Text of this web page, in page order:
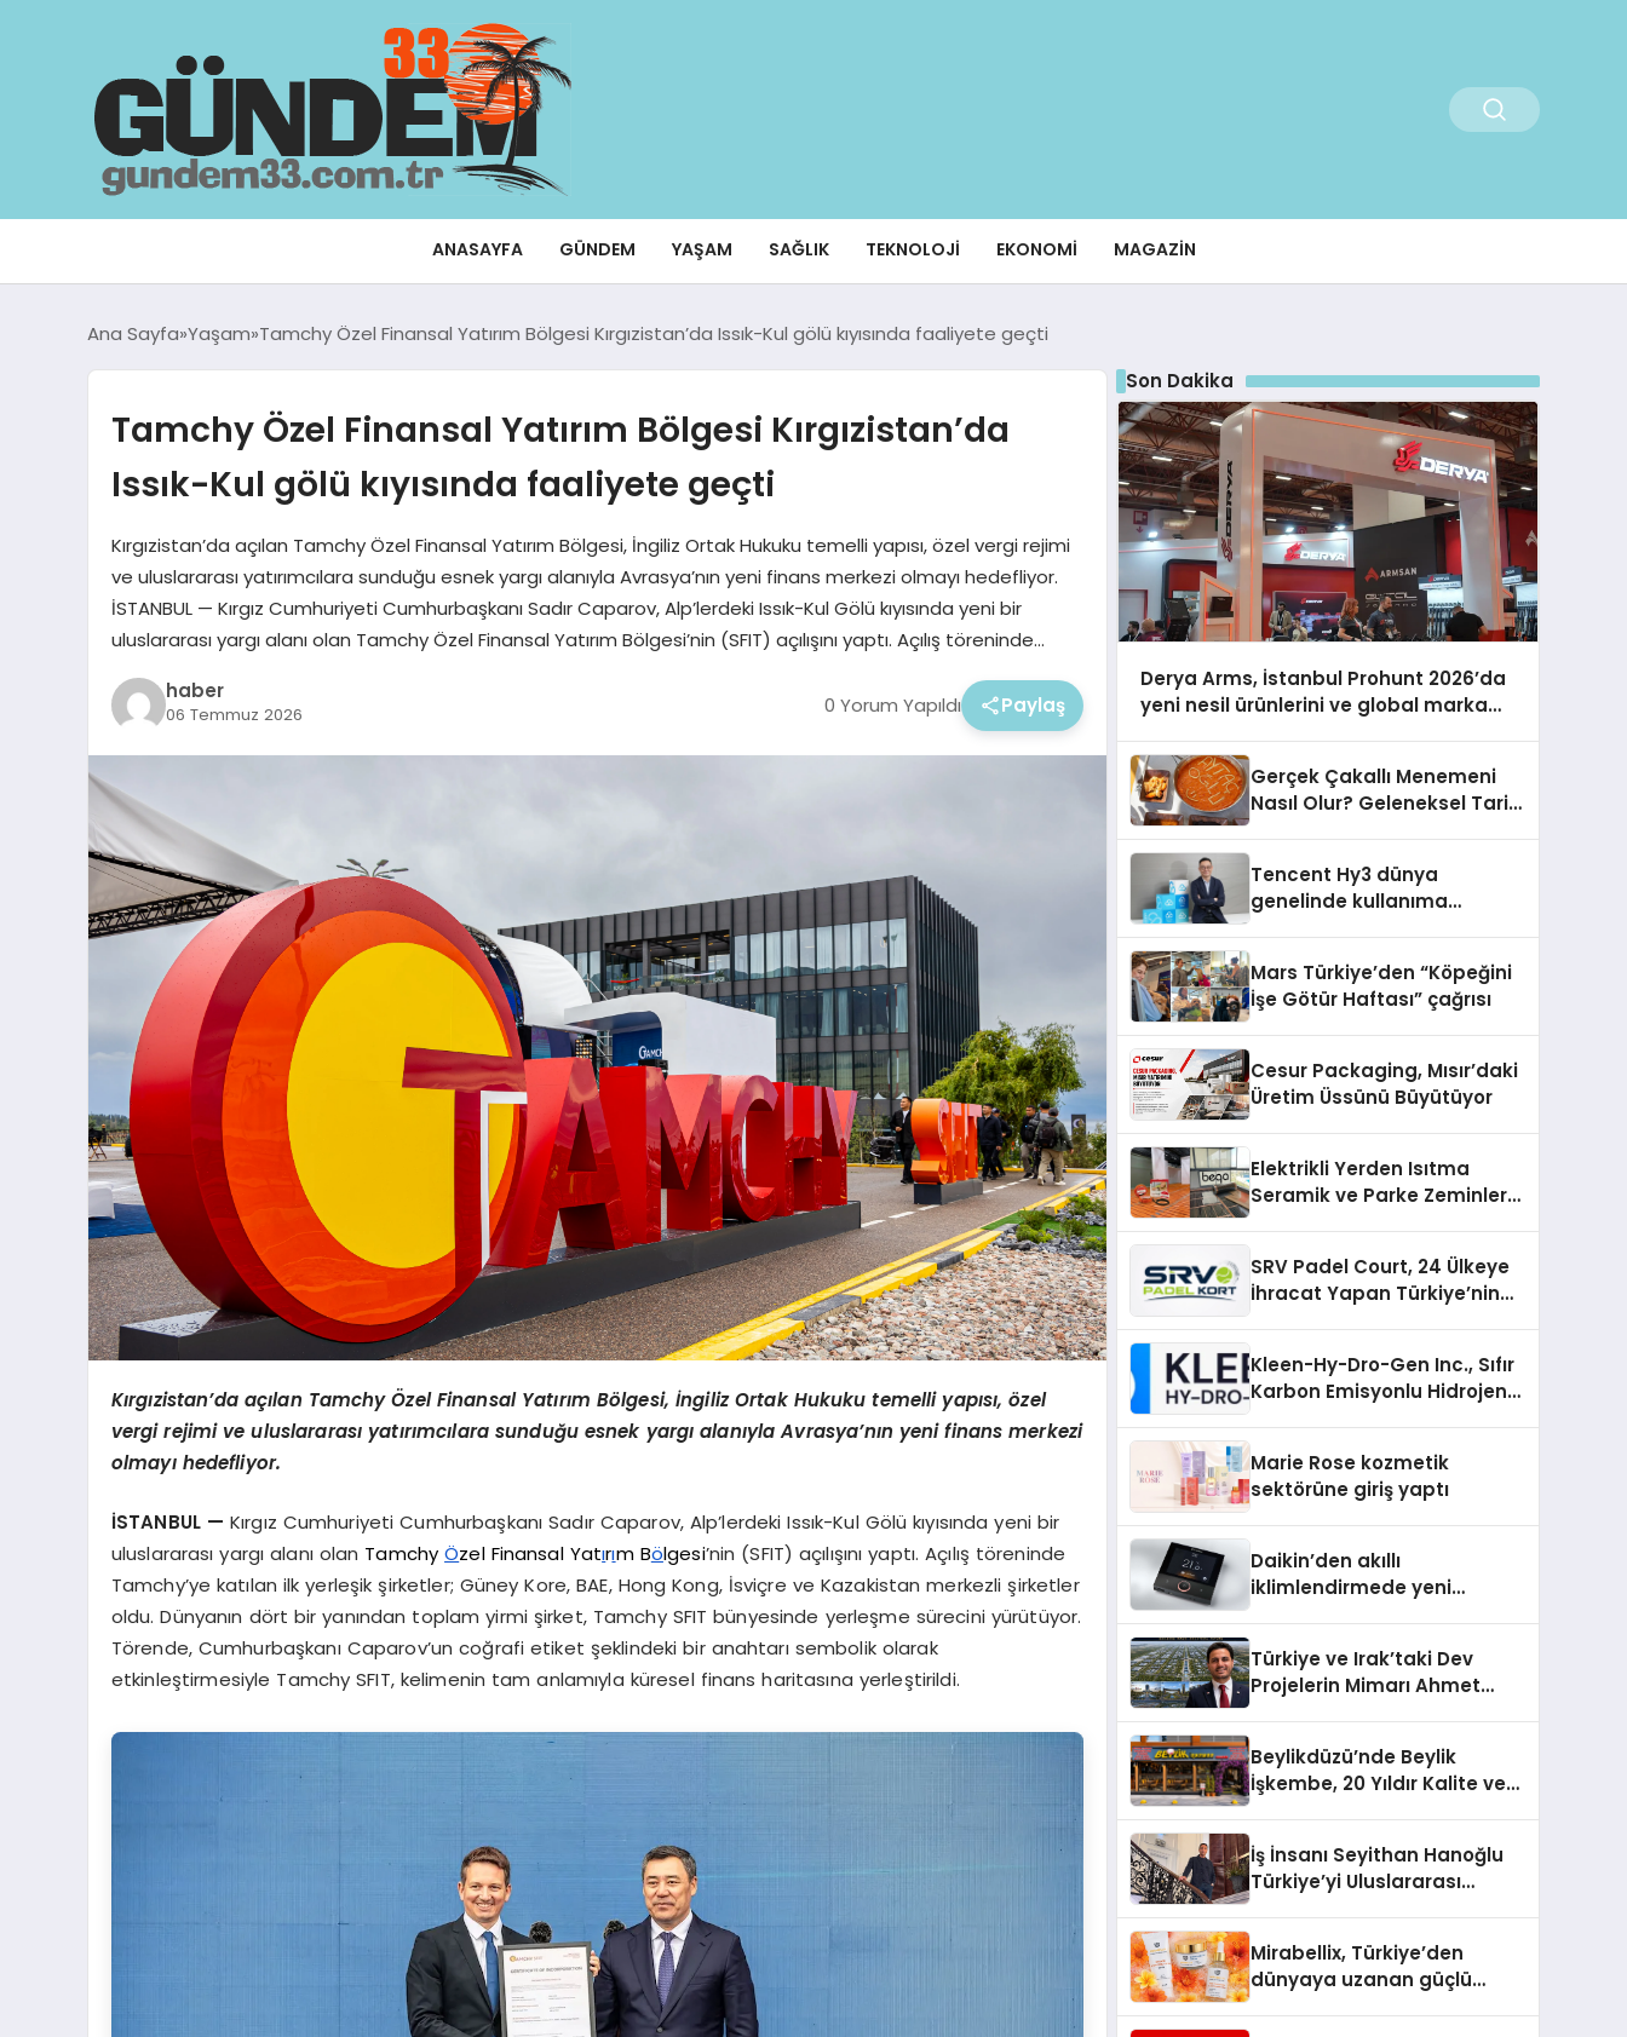
ANASAYFA GÜNDEM YAŞAM SAĞLIK TEKNOLOJI EKONOMI MAGAZIN
Ana Sayfa Yaşam Tamchy Özel Finansal Yatırım Bölgesi Kırgızistan’da Issık-Kul gölü kıyısında faaliyete geçti
Tamchy Özel Finansal Yatırım Bölgesi Kırgızistan’da
Issık-Kul gölü kıyısında faaliyete geçti
Kırgızistan’da açılan Tamchy Özel Finansal Yatırım Bölgesi, İngiliz Ortak Hukuku temelli yapısı, özel vergi rejimi
ve uluslararası yatırımcılara sunduğu esnek yargı alanıyla Avrasya’nın yeni finans merkezi olmayı hedefliyor.
İSTANBUL — Kırgız Cumhuriyeti Cumhurbaşkanı Sadır Caparov, Alp’lerdeki Issık-Kul Gölü kıyısında yeni bir
uluslararası yargı alanı olan Tamchy Özel Finansal Yatırım Bölgesi’nin (SFIT) açılışını yaptı. Açılış töreninde…
haber
06 Temmuz 2026 0 Yorum Yapıldı Paylaş
Kırgızistan’da açılan Tamchy Özel Finansal Yatırım Bölgesi, İngiliz Ortak Hukuku temelli yapısı, özel
vergi rejimi ve uluslararası yatırımcılara sunduğu esnek yargı alanıyla Avrasya’nın yeni finans merkezi
olmayı hedefliyor.
İSTANBUL — Kırgız Cumhuriyeti Cumhurbaşkanı Sadır Caparov, Alp’lerdeki Issık-Kul Gölü kıyısında yeni bir
uluslararası yargı alanı olan TamchyÖzel Finansal Yatırım Bölgesi’nin (SFIT) açılışını yaptı. Açılış töreninde
Tamchy’ye katılan ilk yerleşik şirketler; Güney Kore, BAE, Hong Kong, İsviçre ve Kazakistan merkezli şirketler
oldu. Dünyanın dört bir yanından toplam yirmi şirket, Tamchy SFIT bünyesinde yerleşme sürecini yürütüyor.
Törende, Cumhurbaşkanı Caparov’un coğrafi etiket şeklindeki bir anahtarı sembolik olarak
etkinleştirmesiyle Tamchy SFIT, kelimenin tam anlamıyla küresel finans haritasına yerleştirildi.
Son Dakika
Derya Arms, İstanbul Prohunt 2026’da
yeni nesil ürünlerini ve global marka
Gerçek Çakallı Menemeni
Nasıl Olur? Geleneksel Tarif
Tencent Hy3 dünya
genelinde kullanıma
Mars Türkiye’den “Köpeğini
İşe Götür Haftası” çağrısı
Cesur Packaging, Mısır’daki
Üretim Üssünü Büyütüyor
Elektrikli Yerden Isıtma
Seramik ve Parke Zeminler
SRV Padel Court, 24 Ülkeye
İhracat Yapan Türkiye’nin
Kleen-Hy-Dro-Gen Inc., Sıfır
Karbon Emisyonlu Hidrojen
Aldı
Marie Rose kozmetik
sektörüne giriş yaptı
Daikin’den akıllı
iklimlendirmede yeni
Türkiye ve Irak’taki Dev
Projelerin Mimarı Ahmet
Holding Industrial City”
Projesini Hayata Geçirecek
Beylikdüzü’nde Beylik
İşkembe, 20 Yıldır Kalite ve
İş İnsanı Seyithan Hanoğlu
Türkiye’yi Uluslararası
Mirabellix, Türkiye’den
dünyaya uzanan güçlü